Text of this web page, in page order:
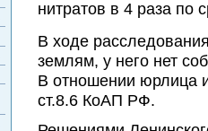
нитратов в 4 раза по
В ходе
землям, у него нет
В отношении юрлица
ст.8.6 КоАП РФ.